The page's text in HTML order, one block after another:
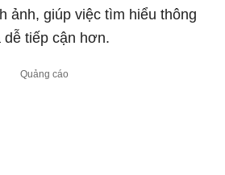
ảnh, giúp việc tìm hiểu thông
tiếp cận hơn.